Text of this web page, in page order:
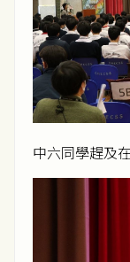
中六同學趕及